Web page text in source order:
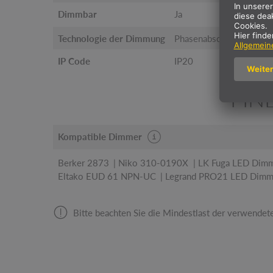
Dimmbar Ja
Technologie der Dimmung Phasenabschnitt
IP Code IP20
Kompatible Dimmer
Berker 2873 Niko 310-0190X
LK Fuga LED
Eltako EUD 61 NPN-UC
Legrand PRO21 LED
Bitte beachten Sie die Mindestlast der